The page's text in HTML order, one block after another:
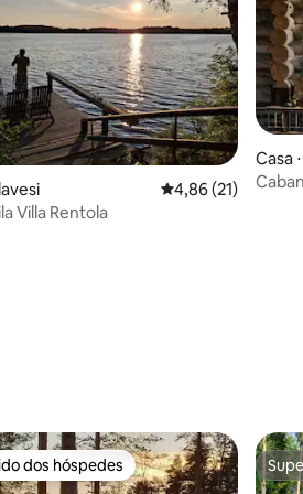
de 5, 32 avaliações4,86 de uma
4,86 (21)
Villa Rentola
Casa
preferidos dos hóspedes
dos hóspedes